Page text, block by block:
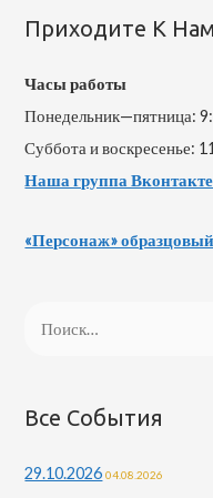
Приходите К
Часы работы
Понедельник—пятница:
Суббота и воскресенье:
Наша группа Вконтакте
«Персонаж»
Все События
29.10.2026 04.08.2026